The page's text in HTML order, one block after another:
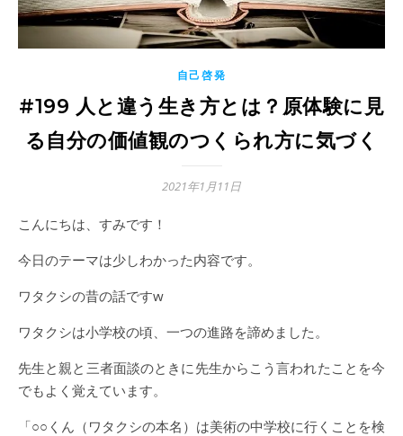
自己啓発
#199 人と違う生き方とは？原体験に見
る自分の価値観のつくられ方に気づく
2021年1月11日
こんにちは、すみです！
今日のテーマは少しわかった内容です。
ワタクシの昔の話ですw
ワタクシは小学校の頃、一つの進路を諦めました。
先生と親と三者面談のときに先生からこう言われたことを今
でもよく覚えています。
「○○くん（ワタクシの本名）は美術の中学校に行くことを検